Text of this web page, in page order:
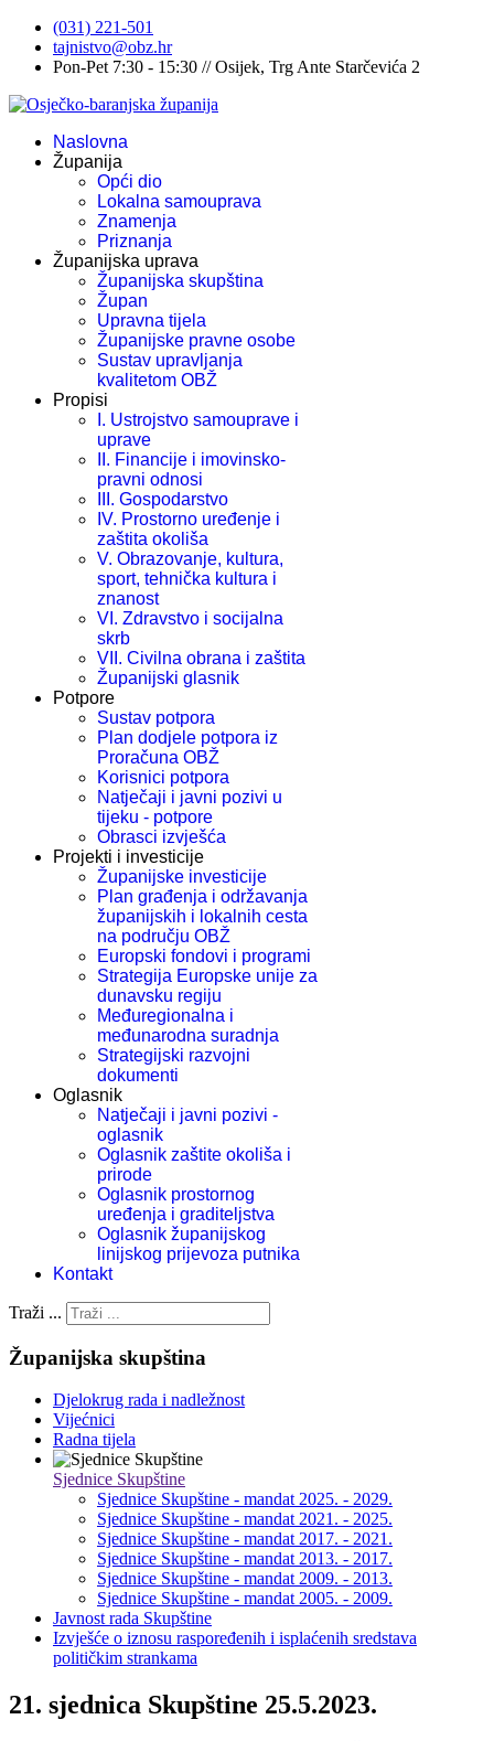
(031) 221-501
tajnistvo@obz.hr
Pon-Pet 7:30 - 15:30 // Osijek, Trg Ante Starčevića 2
Naslovna
Županija
Opći dio
Lokalna samouprava
Znamenja
Priznanja
Županijska uprava
Županijska skupština
Župan
Upravna tijela
Županijske pravne osobe
Sustav upravljanja
kvalitetom OBŽ
Propisi
I. Ustrojstvo samouprave i
uprave
II. Financije i imovinsko-
pravni odnosi
III. Gospodarstvo
IV. Prostorno uređenje i
zaštita okoliša
V. Obrazovanje, kultura,
sport, tehnička kultura i
znanost
VI. Zdravstvo i socijalna
skrb
VII. Civilna obrana i zaštita
Županijski glasnik
Potpore
Sustav potpora
Plan dodjele potpora iz
Proračuna OBŽ
Korisnici potpora
Natječaji i javni pozivi u
tijeku - potpore
Obrasci izvješća
Projekti i investicije
Županijske investicije
Plan građenja i održavanja
županijskih i lokalnih cesta
na području OBŽ
Europski fondovi i programi
Strategija Europske unije za
dunavsku regiju
Međuregionalna i
međunarodna suradnja
Strategijski razvojni
dokumenti
Oglasnik
Natječaji i javni pozivi -
oglasnik
Oglasnik zaštite okoliša i
prirode
Oglasnik prostornog
uređenja i graditeljstva
Oglasnik županijskog
linijskog prijevoza putnika
Kontakt
Traži ...
Županijska skupština
Djelokrug rada i nadležnost
Vijećnici
Radna tijela
Sjednice Skupštine
Sjednice Skupštine - mandat 2025. - 2029.
Sjednice Skupštine - mandat 2021. - 2025.
Sjednice Skupštine - mandat 2017. - 2021.
Sjednice Skupštine - mandat 2013. - 2017.
Sjednice Skupštine - mandat 2009. - 2013.
Sjednice Skupštine - mandat 2005. - 2009.
Javnost rada Skupštine
Izvješće o iznosu raspoređenih i isplaćenih sredstava
političkim strankama
21. sjednica Skupštine 25.5.2023.